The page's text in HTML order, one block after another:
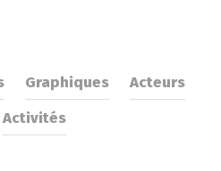
Graphiques
Acteurs
Activités